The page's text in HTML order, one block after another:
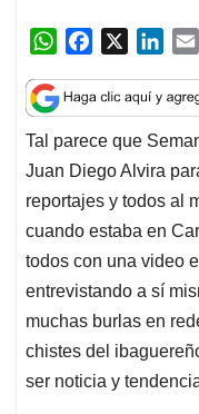
W
a
t
s
A
p
p
c
e
b
o
o
k
n
k
e
d
I
n
Tal parece que
Juan Diego Alvira
reportajes y todos al
cuando estaba en
todos con una video
entrevistando a sí
muchas burlas en
chistes del
ser noticia y